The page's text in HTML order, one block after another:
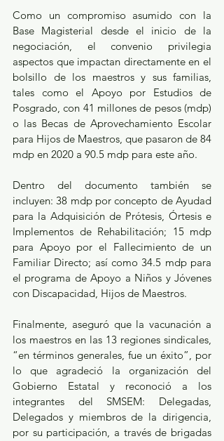
Como un compromiso asumido con la
Base Magisterial desde el inicio de la
negociación, el convenio privilegia
aspectos que impactan directamente en el
bolsillo de los maestros y sus familias,
tales como el Apoyo por Estudios de
Posgrado, con 41 millones de pesos (mdp)
o las Becas de Aprovechamiento Escolar
para Hijos de Maestros, que pasaron de 84
mdp en 2020 a 90.5 mdp para este año.
Dentro del documento también se
incluyen: 38 mdp por concepto de Ayudad
para la Adquisición de Prótesis, Órtesis e
Implementos de Rehabilitación; 15 mdp
para Apoyo por el Fallecimiento de un
Familiar Directo; así como 34.5 mdp para
el programa de Apoyo a Niños y Jóvenes
con Discapacidad, Hijos de Maestros.
Finalmente, aseguró que la vacunación a
los maestros en las 13 regiones sindicales,
“en términos generales, fue un éxito”, por
lo que agradeció la organización del
Gobierno Estatal y reconoció a los
integrantes del SMSEM: Delegadas,
Delegados y miembros de la dirigencia,
por su participación, a través de brigadas